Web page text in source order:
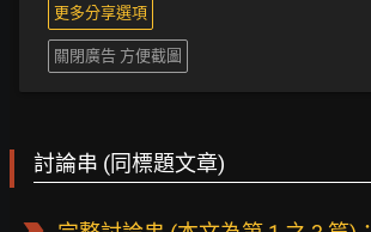
更多分享選項
關閉廣告 方便截圖
討論串 (同標題文章)